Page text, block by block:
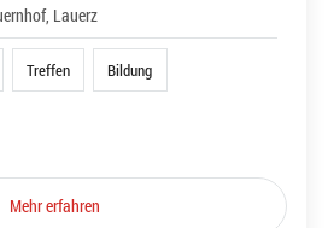
Lauerz
Treffen Bildung
Mehr erfahren